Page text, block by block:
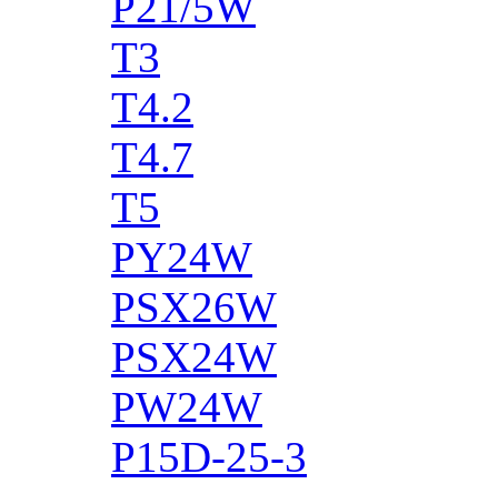
T3
T4.2
T4.7
T5
PY24W
PSX26W
PSX24W
PW24W
P15D-25-3